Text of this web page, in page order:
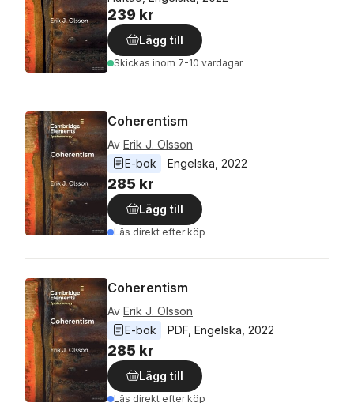
239 kr
Lägg till
Skickas inom 7-10 vardagar
Coherentism
Av Erik J. Olsson
E-bok
Engelska 2022
285 kr
Lägg till
Läs direkt efter köp
Coherentism
Av Erik J. Olsson
E-bok
PDF Engelska 2022
285 kr
Lägg till
Läs direkt efter köp